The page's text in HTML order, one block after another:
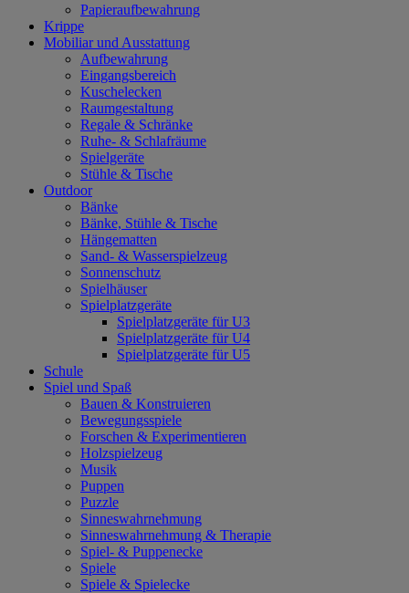
Papieraufbewahrung
Krippe
Mobiliar und Ausstattung
Aufbewahrung
Eingangsbereich
Kuschelecken
Raumgestaltung
Regale & Schränke
Ruhe- & Schlafräume
Spielgeräte
Stühle & Tische
Outdoor
Bänke
Bänke, Stühle & Tische
Hängematten
Sand- & Wasserspielzeug
Sonnenschutz
Spielhäuser
Spielplatzgeräte
Spielplatzgeräte für U3
Spielplatzgeräte für U4
Spielplatzgeräte für U5
Schule
Spiel und Spaß
Bauen & Konstruieren
Bewegungsspiele
Forschen & Experimentieren
Holzspielzeug
Musik
Puppen
Puzzle
Sinneswahrnehmung
Sinneswahrnehmung & Therapie
Spiel- & Puppenecke
Spiele
Spiele & Spielecke